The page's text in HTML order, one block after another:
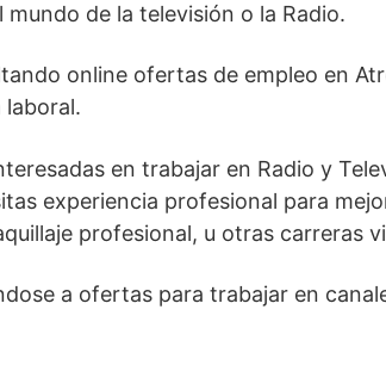
de la televisión o la Radio.
online ofertas de empleo en
en trabajar en Radio y
experiencia profesional para
profesional, u otras carreras
a ofertas para trabajar en